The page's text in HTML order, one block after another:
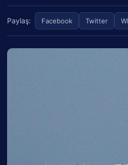
Paylaş: Facebook Twitter